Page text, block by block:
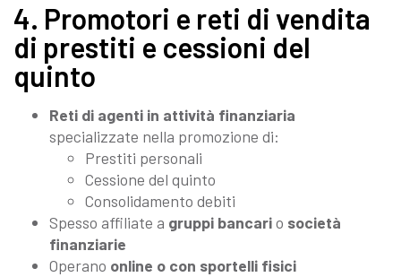
4. Promotori e reti di vendita
di prestiti e cessioni del
quinto
Reti di agenti in attività finanziaria
specializzate nella promozione di:
Prestiti personali
Cessione del quinto
Consolidamento debiti
Spesso affiliate a gruppi bancario società
finanziarie
Operano online o con sportelli fisici